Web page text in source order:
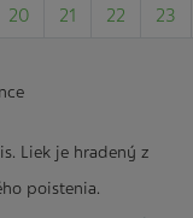
20 21 22 23
Liek je hradený z
poistenia.